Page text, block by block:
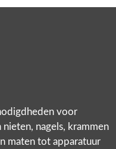
voor
nagels, krammen
maten tot apparatuur